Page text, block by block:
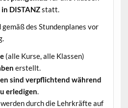
in DISTANZstatt.
des Stundenplanes vor
(alle Kurse, alle Klassen)
erstellt.
sind verpflichtend während
erledigen
durch die Lehrkräfte auf